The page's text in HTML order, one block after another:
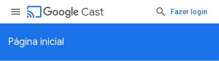
cast Cast Fazer login
Página inicial